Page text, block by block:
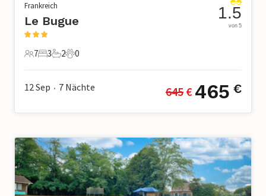
Frankreich
Le Bugue
7 Gäste
7
3 Schlafzimmer
3
2 Badezimmer
2
0 Haustiere
0
1.5
von 5
12 Sep • 7 Nächte 645 € 465 €